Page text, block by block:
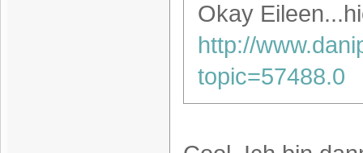
Okay
http://
topic=57488.0